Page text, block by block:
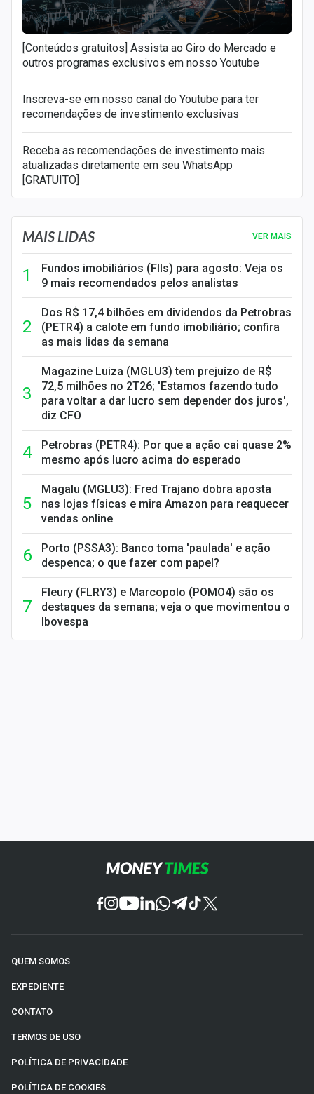
[Conteúdos gratuitos] Assista ao Giro do Mercado e
outros programas exclusivos em nosso Youtube
Inscreva-se em nosso canal do Youtube para ter
recomendações de investimento exclusivas
Receba as recomendações de investimento mais
atualizadas diretamente em seu WhatsApp
[GRATUITO]
MAIS LIDAS VER MAIS
Fundos imobiliários (FIIs) para agosto: Veja os
9 mais recomendados pelos analistas
Dos R$ 17,4 bilhões em dividendos da Petrobras
(PETR4) a calote em fundo imobiliário; confira
as mais lidas da semana
Magazine Luiza (MGLU3) tem prejuízo de R$
72,5 milhões no 2T26; 'Estamos fazendo tudo
para voltar a dar lucro sem depender dos juros',
diz CFO
Petrobras (PETR4): Por que a ação cai quase 2%
mesmo após lucro acima do esperado
Magalu (MGLU3): Fred Trajano dobra aposta
nas lojas físicas e mira Amazon para reaquecer
vendas online
Porto (PSSA3): Banco toma 'paulada' e ação
despenca; o que fazer com papel?
Fleury (FLRY3) e Marcopolo (POMO4) são os
destaques da semana; veja o que movimentou o
Ibovespa
QUEM SOMOS
EXPEDIENTE
CONTATO
TERMOS DE USO
POLÍTICA DE PRIVACIDADE
POLÍTICA DE COOKIES